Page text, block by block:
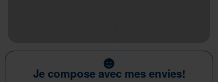
Je compose avec mes envies!